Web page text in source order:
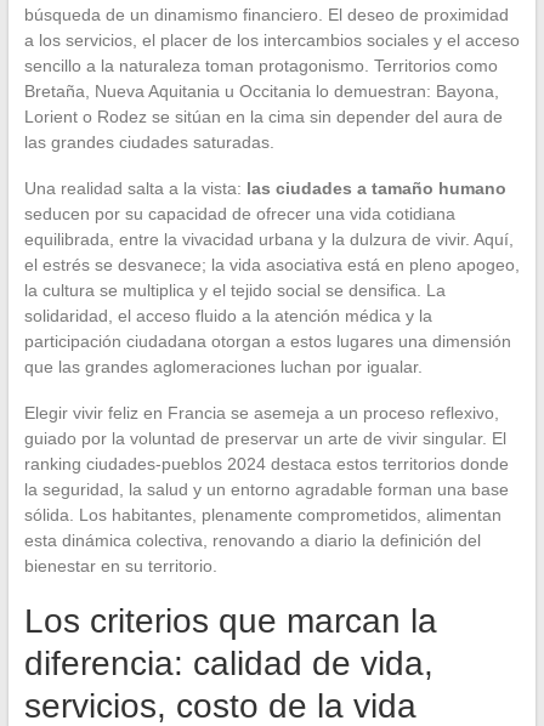
búsqueda de un dinamismo financiero. El deseo de proximidad
a los servicios, el placer de los intercambios sociales y el acceso
sencillo a la naturaleza toman protagonismo. Territorios como
Bretaña, Nueva Aquitania u Occitania lo demuestran: Bayona,
Lorient o Rodez se sitúan en la cima sin depender del aura de
las grandes ciudades saturadas.
Una realidad salta a la vista: las ciudades a tamaño humano
seducen por su capacidad de ofrecer una vida cotidiana
equilibrada, entre la vivacidad urbana y la dulzura de vivir. Aquí,
el estrés se desvanece; la vida asociativa está en pleno apogeo,
la cultura se multiplica y el tejido social se densifica. La
solidaridad, el acceso fluido a la atención médica y la
participación ciudadana otorgan a estos lugares una dimensión
que las grandes aglomeraciones luchan por igualar.
Elegir vivir feliz en Francia se asemeja a un proceso reflexivo,
guiado por la voluntad de preservar un arte de vivir singular. El
ranking ciudades-pueblos 2024 destaca estos territorios donde
la seguridad, la salud y un entorno agradable forman una base
sólida. Los habitantes, plenamente comprometidos, alimentan
esta dinámica colectiva, renovando a diario la definición del
bienestar en su territorio.
Los criterios que marcan la
diferencia: calidad de vida,
servicios, costo de la vida